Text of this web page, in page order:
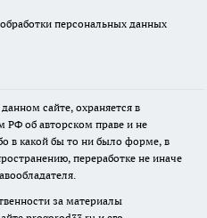
персональных данных
сайте, охраняется в
РФ об авторском праве и не
в какой бы то ни было форме, в
переработке не иначе
за материалы